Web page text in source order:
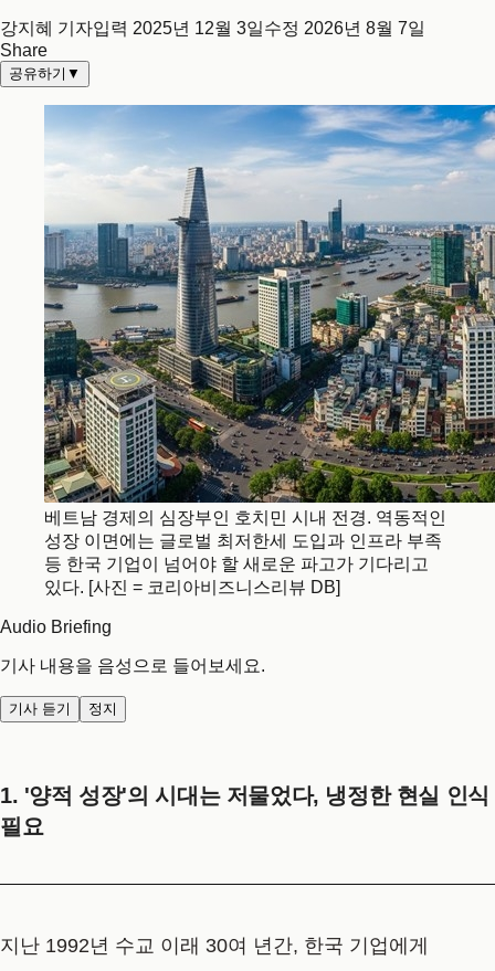
강지혜 기자입력 2025년 12월 3일수정 2026년 8월 7일
Share
공유하기 ▼
베트남 경제의 심장부인 호치민 시내 전경. 역동적인
성장 이면에는 글로벌 최저한세 도입과 인프라 부족
등 한국 기업이 넘어야 할 새로운 파고가 기다리고
있다. [사진 = 코리아비즈니스리뷰 DB]
Audio Briefing
기사 내용을 음성으로 들어보세요.
기사 듣기 정지
1. '양적 성장'의 시대는 저물었다, 냉정한 현실 인식
필요
지난 1992년 수교 이래 30여 년간, 한국 기업에게